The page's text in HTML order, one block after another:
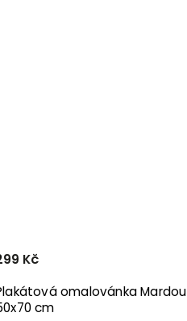
omalovánka Mardou
cm
Kč